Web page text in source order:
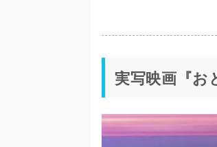
実写映画『お